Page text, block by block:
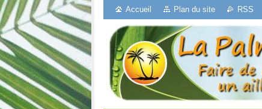
Accueil Plan du site RSS